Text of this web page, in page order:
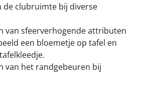
de clubruimte bij diverse
van sfeerverhogende attributen
een bloemetje op tafel en
van het randgebeuren bij